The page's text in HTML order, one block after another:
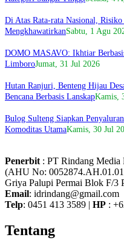
Di Atas Rata-rata Nasional,
MengkhawatirkanSabtu, 1 Agu
DOMO MASAVO: Ikhtiar
LimboroJumat, 31 Jul 2026
Hutan Ranjuri, Benteng Hijau
Bencana Berbasis LanskapKamis,
Bulog Sulteng Siapkan
Komoditas UtamaKamis, 30 Jul
Penerbit : PT Rindang Media
(AHU No:
Griya Palupi Permai Blok F/3
Email: idrindang@gmail.com
Telp: 0451 413 3589 | HP :
Tentang